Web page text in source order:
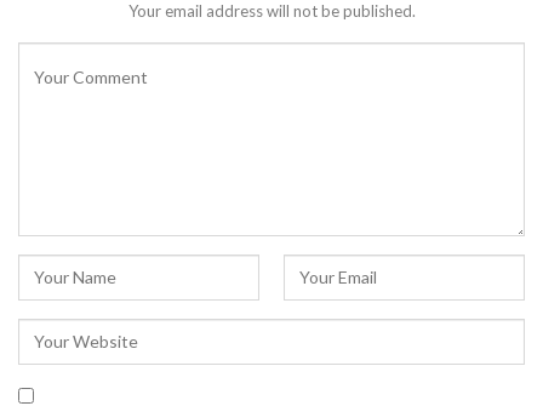
Your email address will not be published.